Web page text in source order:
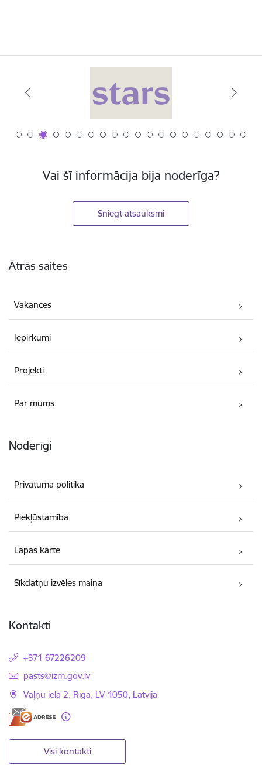
Vai šī informācija bija noderīga?
Sniegt atsauksmi
Ātrās saites
Vakances
Iepirkumi
Projekti
Par mums
Noderīgi
Privātuma politika
Piekļūstamība
Lapas karte
Sīkdatņu izvēles maiņa
Kontakti
+371 67226209
E-pasts:
pasts@izm.gov.lv
Vaļņu iela 2, Rīga, LV-1050, Latvija
Visi kontakti